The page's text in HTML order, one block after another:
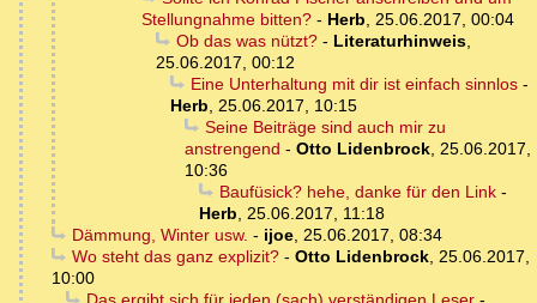
Stellungnahme bitten? - Herb, 25.06.2017, 00:04
Ob das was nützt?- Literaturhinweis,
25.06.2017, 00:12
Eine Unterhaltung mit dir ist einfach sinnlos-
Herb, 25.06.2017, 10:15
Seine Beiträge sind auch mir zu
anstrengend - Otto Lidenbrock, 25.06.2017,
10:36
Baufüsick? hehe, danke für den Link-
Herb, 25.06.2017, 11:18
Dämmung, Winter usw. - ijoe, 25.06.2017, 08:34
Wo steht das ganz explizit?- Otto Lidenbrock, 25.06.2017,
10:00